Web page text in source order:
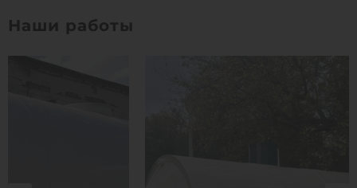
Объем:
1
Наши работы